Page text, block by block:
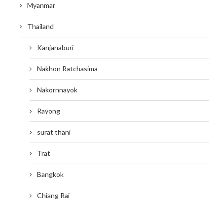
Myanmar
Thailand
Kanjanaburi
Nakhon Ratchasima
Nakornnayok
Rayong
surat thani
Trat
Bangkok
Chiang Rai